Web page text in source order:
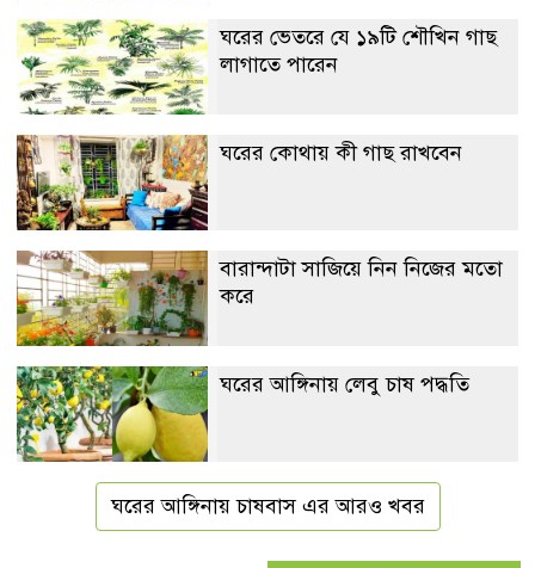
ঘরের ভেতরে যে ১৯টি শৌখিন গাছ
লাগাতে পারেন
ঘরের কোথায় কী গাছ রাখবেন
বারান্দাটা সাজিয়ে নিন নিজের মতো
করে
ঘরের আঙ্গিনায় লেবু চাষ পদ্ধতি
ঘরের আঙ্গিনায় চাষবাস এর আরও খবর